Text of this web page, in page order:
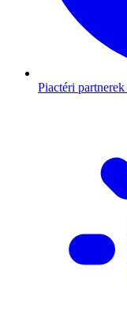
Piactéri partnerek